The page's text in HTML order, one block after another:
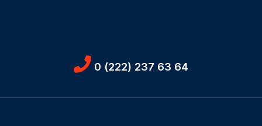
0 (222) 237 63 64